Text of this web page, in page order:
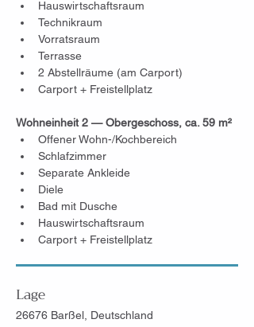
Hauswirtschaftsraum
Technikraum
Vorratsraum
Terrasse
2 Abstellräume (am Carport)
Carport + Freistellplatz
Wohneinheit 2 — Obergeschoss, ca. 59 m²
Offener Wohn-/Kochbereich
Schlafzimmer
Separate Ankleide
Diele
Bad mit Dusche
Hauswirtschaftsraum
Carport + Freistellplatz
Lage
26676 Barßel, Deutschland